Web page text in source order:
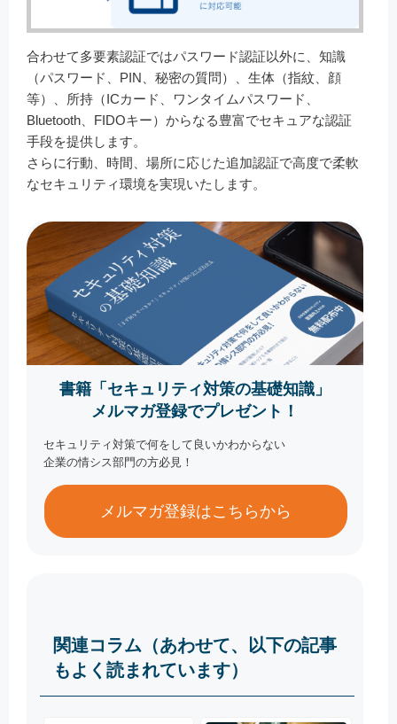
合わせて多要素認証ではパスワード認証以外に、知識
（パスワード、PIN、秘密の質問）、生体（指紋、顔
等）、所持（ICカード、ワンタイムパスワード、
Bluetooth、FIDOキー）からなる豊富でセキュアな認証
手段を提供します。
さらに行動、時間、場所に応じた追加認証で高度で柔軟
なセキュリティ環境を実現いたします。
書籍「セキュリティ対策の基礎知識」
メルマガ登録でプレゼント！
セキュリティ対策で何をして良いかわからない
企業の情シス部門の方必見！
メルマガ登録はこちらから
関連コラム（あわせて、以下の記事
もよく読まれています）